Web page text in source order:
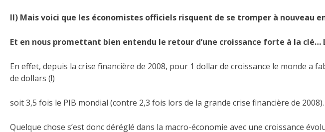
II) Mais voici que les économistes officiels risquent de se tromper à nouveau
Et en nous promettant bien entendu le retour d’une croissance forte à la
En effet, depuis la crise financière de 2008, pour 1 dollar de croissance le monde a
de dollars (!)
soit 3,5 fois le PIB mondial (contre 2,3 fois lors de la grande crise financière de 2008).
Quelque chose s’est donc déréglé dans la macro-économie avec une croissance